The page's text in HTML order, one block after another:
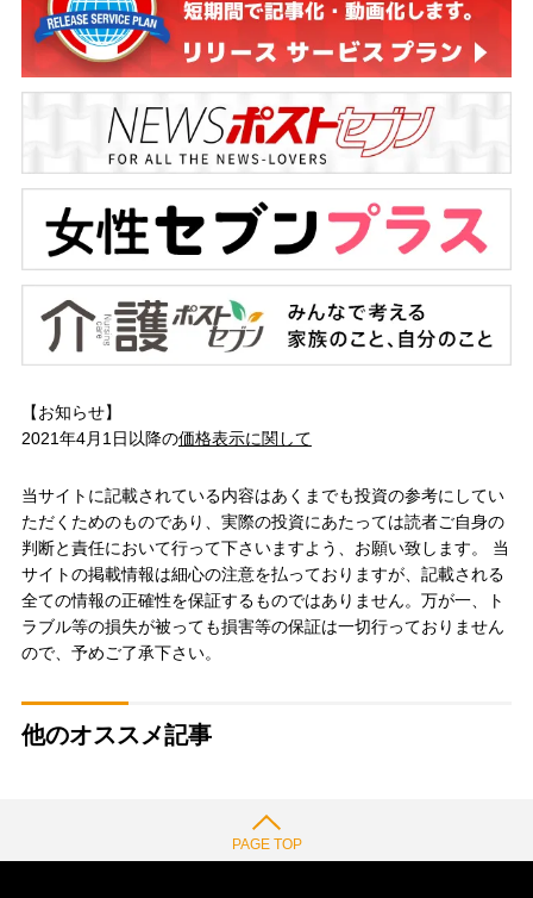
【お知らせ】
2021年4月1日以降の価格表示に関して
当サイトに記載されている内容はあくまでも投資の参考にしてい
ただくためのものであり、実際の投資にあたっては読者ご自身の
判断と責任において行って下さいますよう、お願い致します。 当
サイトの掲載情報は細心の注意を払っておりますが、記載される
全ての情報の正確性を保証するものではありません。万が一、ト
ラブル等の損失が被っても損害等の保証は一切行っておりません
ので、予めご了承下さい。
他のオススメ記事
PAGE TOP